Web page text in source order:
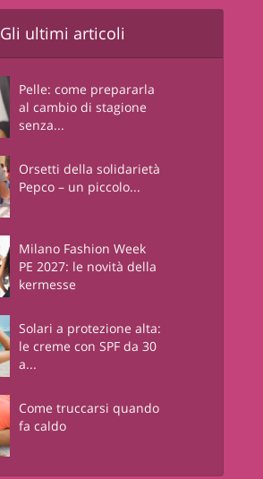
Gli ultimi articoli
Pelle: come prepararla
al cambio di stagione
senza...
Orsetti della solidarietà
Pepco – un piccolo...
Milano Fashion Week
PE 2027: le novità della
kermesse
Solari a protezione alta:
le creme con SPF da 30
a...
Come truccarsi quando
fa caldo